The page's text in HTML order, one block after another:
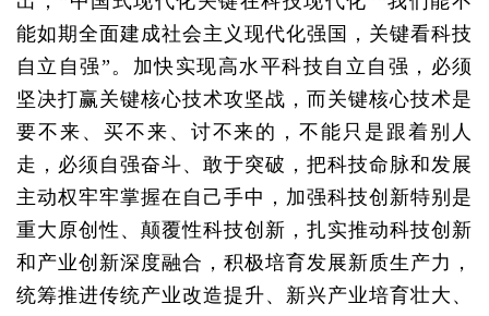
能如期全面建成社会主义现代化强国，关键看科技
自立自强”。加快实现高水平科技自立自强，必须
坚决打赢关键核心技术攻坚战，而关键核心技术是
要不来、买不来、讨不来的，不能只是跟着别人
走，必须自强奋斗、敢于突破，把科技命脉和发展
主动权牢牢掌握在自己手中，加强科技创新特别是
重大原创性、颠覆性科技创新，扎实推动科技创新
和产业创新深度融合，积极培育发展新质生产力，
统筹推进传统产业改造提升、新兴产业培育壮大、